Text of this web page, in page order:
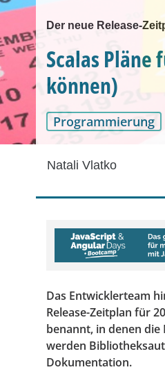
Der neue Release-
Scalas Pläne
können)
Programmierung
Natali Vlatko
Das Entwicklerteam
Release-Zeitplan für
benannt, in denen
werden
Dokumentation.